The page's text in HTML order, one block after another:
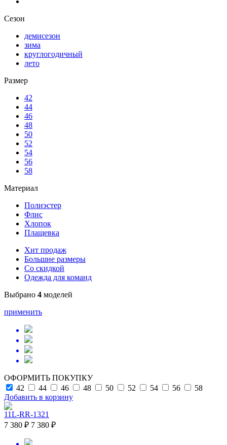
Сезон
демисезон
зима
круглогодичный
лето
Размер
42
44
46
48
50
52
54
56
58
Материал
Полиэстер
Флис
Хлопок
Плащевка
Хит продаж
Большие размеры
Со скидкой
Одежда для команд
Выбрано 4 моделей
применить
ОФОРМИТЬ ПОКУПКУ
42
44 46 48 50 52 54 56
58
Добавить в корзину
11L-RR-1321
7 380 ₽ 7 380 ₽